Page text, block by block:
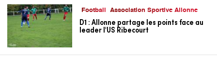
Football Association Sportive Allonne
D1 : Allonne partage les points face au
leader l'US Ribecourt